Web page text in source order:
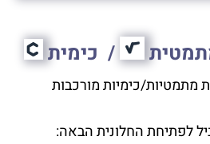
/ כימית
כימיות מורכבות
לפתיחת החלונית הבאה: